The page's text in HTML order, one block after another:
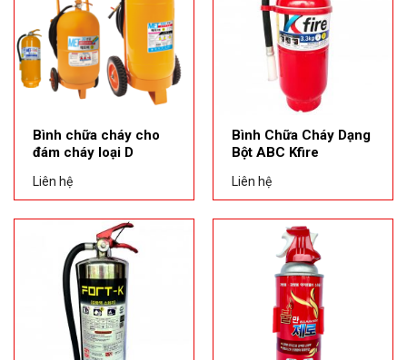
Bình chữa cháy cho
đám cháy loại D
Liên hệ
Bình Chữa Cháy Dạng
Bột ABC Kfire
Liên hệ